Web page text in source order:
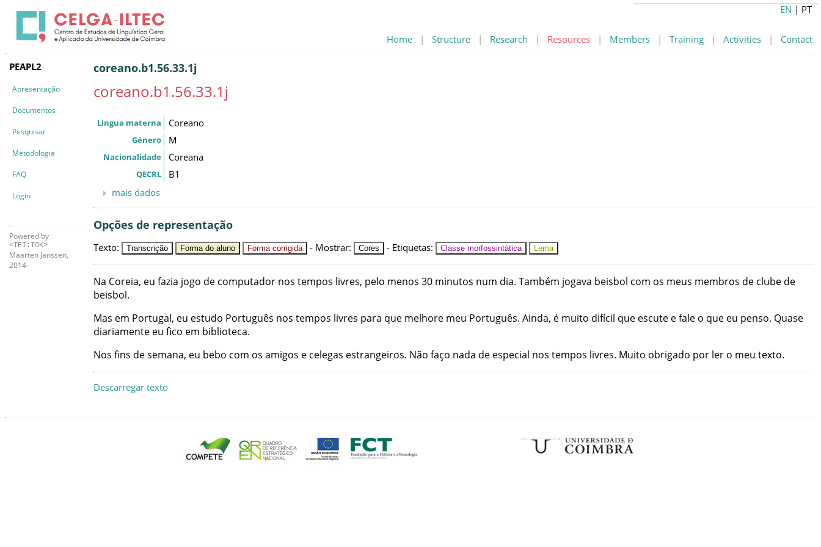
Home | Structure | Research | Resources | Members | Training | Activities | Contact
EN | PT
PEAPL2
Apresentação
Documentos
Pesquisar
Metodologia
FAQ
Login
Powered by
<TEI:TOK>
Maarten Janssen,
2014-
coreano.b1.56.33.1j
coreano.b1.56.33.1j
Língua materna Coreano
Género M
Nacionalidade Coreana
QECRL
B1
mais dados
Opções de representação
Texto: Transcrição Forma do aluno Forma corrigida - Mostrar: Cores - Etiquetas: Classe morfossintática Lema
Na Coreia, eu fazia jogo de computador nos tempos livres, pelo menos 30 minutos num dia. Também jogava beisbol com os meus membros de clube de
beisbol.
Mas em Portugal, eu estudo Português nos tempos livres para que melhore meu Português. Ainda, é muito difícil que escute efale o que eu penso. Quase
diariamente eu fico em biblioteca.
Nos fins de semana, eu bebo com os amigos e celegas estrangeiros. Não faço nada de especial nos tempos livres. Muito obrigado por ler o meu texto.
Descarregar texto